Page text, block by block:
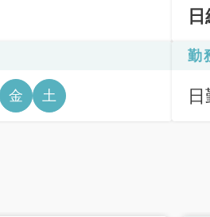
金 土
勤